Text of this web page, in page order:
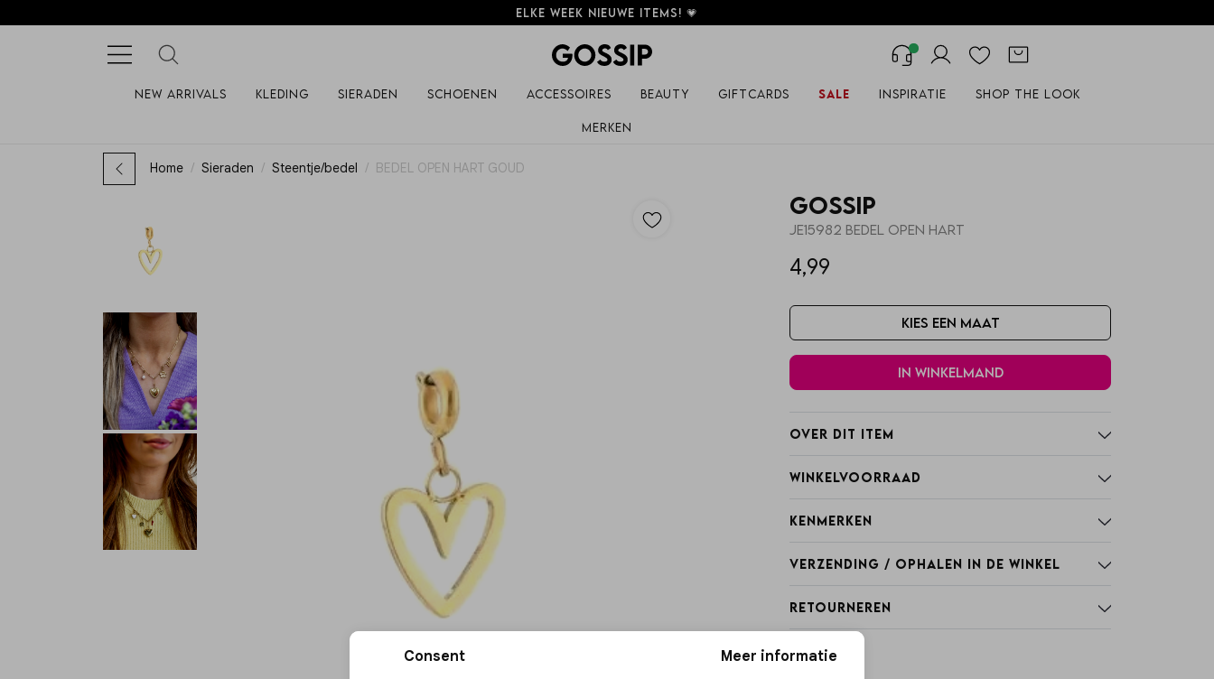
Elke week nieuwe items! 💗
New arrivals Kleding Sieraden Schoenen Accessoires Beauty Giftcards Sale Inspiratie Shop the look
Merken
Home Sieraden Steentje/bedel BEDEL OPEN HART GOUD
Gossip
JE15982 BEDEL OPEN HART
4,99
Kies een maat
In winkelmand
Over dit item
Winkelvoorraad
Kenmerken
Verzending / Ophalen in de winkel
Retourneren
Consent Meer informatie